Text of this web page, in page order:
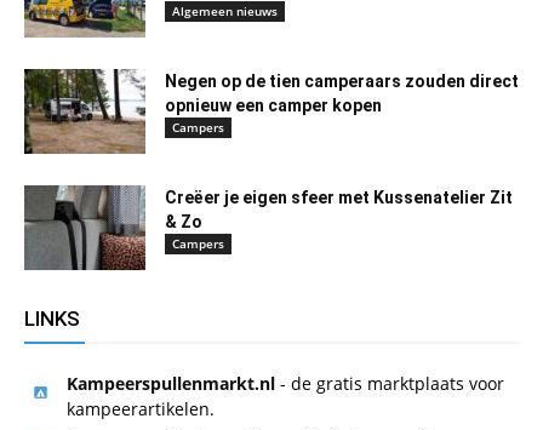
Algemeen nieuws
Negen op de tien camperaars zouden direct
opnieuw een camper kopen
Campers
Creëer je eigen sfeer met Kussenatelier Zit
& Zo
Campers
LINKS
Kampeerspullenmarkt.nl - de gratis marktplaats voor
kampeerartikelen.